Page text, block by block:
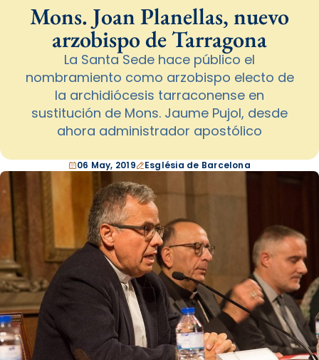
Mons. Joan Planellas, nuevo
arzobispo de Tarragona
La Santa Sede hace público el
nombramiento como arzobispo electo de
la archidiócesis tarraconense en
sustitución de Mons. Jaume Pujol, desde
ahora administrador apostólico
06 May, 2019 Església de Barcelona